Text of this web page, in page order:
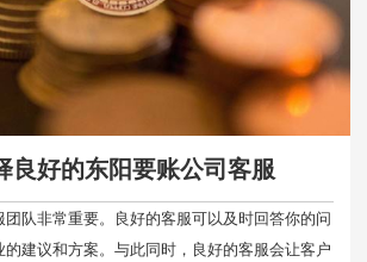
良好的东阳要账公司客服
队非常重要。良好的客服可以及时回答你的问
建议和方案。与此同时，良好的客服会让客户